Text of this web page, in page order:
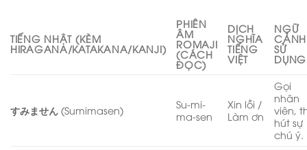
TIẾNG NHẬT (KÈM
HIRAGANA/KATAKANA/KANJI)
PHIÊN
ÂM
ROMAJI
(CÁCH
ĐỌC)
DỊCH
NGHĨA
TIẾNG
VIỆT
NGỮ
CẢNH
SỬ
DỤNG
すみません (Sumimasen)
Su-mi-
ma-sen
Xin lỗi /
Làm ơn
Gọi
nhân
viên,
hút sự
chú ý.